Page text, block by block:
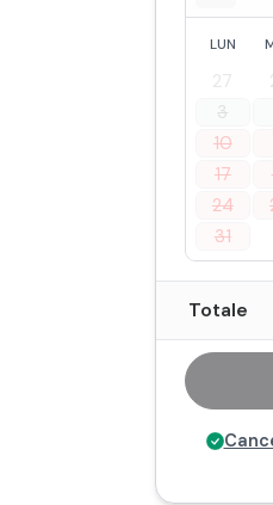
LUN
27
3
10
17
24
31
Totale